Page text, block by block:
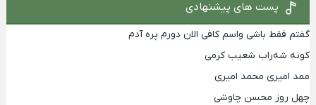
پست های پیشنهادی
گفتم فقط باشی واسم کافی الان دورم پره آدم
کونه شه‌راب شعیب کرمی
ممد امیری محمد امیری
چهل روز محسن چاوشی